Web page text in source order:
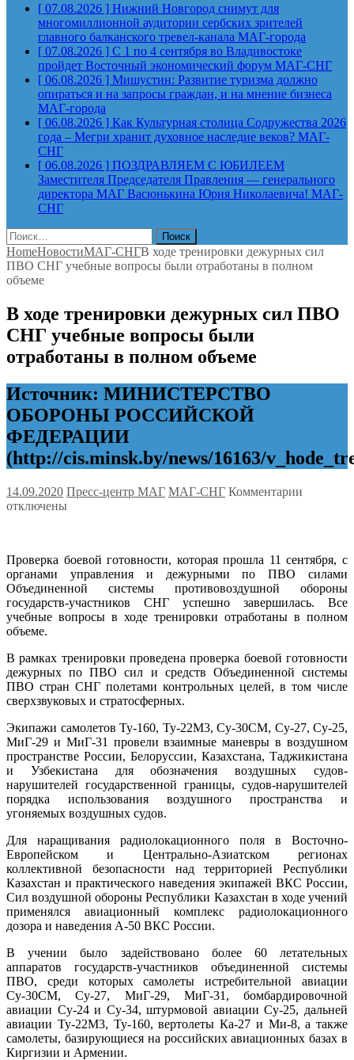
[ 07.08.2026 ] Нижний Новгород снимут для
многомиллионной аудитории сербских зрителей
главного балканского тревел-канала МАГ-города
[ 07.08.2026 ] С 1 по 4 сентября во Владивостоке
пройдет Восточный экономический форум МАГ-СНГ
[ 06.08.2026 ] Мишустин: Развитие туризма должно
опираться и на запросы граждан, и на мнение бизнеса
МАГ-города
[ 06.08.2026 ] Как Культурная столица Содружества 2026
года – Мегри хранит духовное наследие веков? МАГ-
СНГ
[ 06.08.2026 ] ПОЗДРАВЛЯЕМ С ЮБИЛЕЕМ
Заместителя Председателя Правления — генерального
директора МАГ Васюнькина Юрия Николаевича! МАГ-
СНГ
Найти:
HomeНовостиМАГ-СНГВ ходе тренировки дежурных сил
ПВО СНГ учебные вопросы были отработаны в полном
объеме
В ходе тренировки дежурных сил ПВО
СНГ учебные вопросы были
отработаны в полном объеме
Источник: МИНИСТЕРСТВО
ОБОРОНЫ РОССИЙСКОЙ
ФЕДЕРАЦИИ
(http://cis.minsk.by/news/16163/
14.09.2020 Пресс-центр МАГ МАГ-СНГ Комментарии
сил
ПВО
СНГ
учебные
в
полном
отключены
Проверка боевой готовности, которая прошла 11 сентября, с
органами управления и дежурными по ПВО силами
Объединенной системы противовоздушной обороны
государств-участников СНГ успешно завершилась. Все
учебные вопросы в ходе тренировки отработаны в полном
объеме.
В рамках тренировки проведена проверка боевой готовности
дежурных по ПВО сил и средств Объединенной системы
ПВО стран СНГ полетами контрольных целей, в том числе
сверхзвуковых и стратосферных.
Экипажи самолетов Ту-160, Ту-22М3, Су-30СМ, Су-27, Су-25,
МиГ-29 и МиГ-31 провели взаимные маневры в воздушном
пространстве России, Белоруссии, Казахстана, Таджикистана
и Узбекистана для обозначения воздушных судов-
нарушителей государственной границы, судов-нарушителей
порядка использования воздушного пространства и
угоняемых воздушных судов.
Для наращивания радиолокационного поля в Восточно-
Европейском и Центрально-Азиатском регионах
коллективной безопасности над территорией Республики
Казахстан и практического наведения экипажей ВКС России,
Сил воздушной обороны Республики Казахстан в ходе учений
применялся авиационный комплекс радиолокационного
дозора и наведения А-50 ВКС России.
В учении было задействовано более 60 летательных
аппаратов государств-участников объединенной системы
ПВО, среди которых самолеты истребительной авиации
Су-30СМ, Су-27, МиГ-29, МиГ-31, бомбардировочной
авиации Су-24 и Су-34, штурмовой авиации Су-25, дальней
авиации Ту-22М3, Ту-160, вертолеты Ка-27 и Ми-8, а также
самолеты, базирующиеся на российских авиационных базах в
Киргизии и Армении.